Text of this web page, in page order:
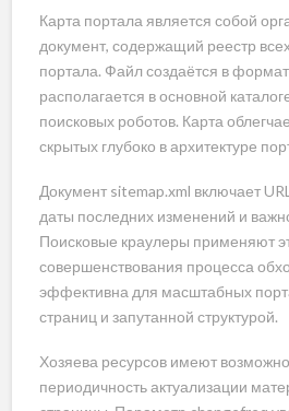
Карта портала является собой
документ, содержащий реестр
портала. Файл создаётся в
располагается в основной
поисковых роботов. Карта
скрытых глубоко в архитектуре
Документ sitemap.xml включает
даты последних изменений и
Поисковые краулеры применяют
совершенствования процесса
эффективна для масштабных
страниц и запутанной структурой.
Хозяева ресурсов имеют
периодичность актуализации